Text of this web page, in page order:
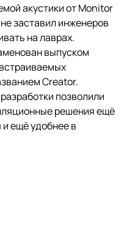
акустики от Monitor
заставил инженеров
на лаврах.
выпуском
Creator.
позволили
решения ещё
и ещё удобнее в